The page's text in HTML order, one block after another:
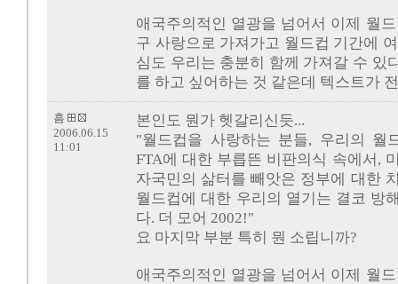
애국주의적인 열광을 넘어서 이제 월
구 사랑으로 가져가고 월드컵 기간에
심도 우리는 충분히 함께 가져갈 수 있
를 하고 싶어하는 것 같은데 텍스트가
본인도 뭔가 헷갈리신듯...
"월드컵을 사랑하는 분들, 우리의 월
FTA에 대한 부릅뜬 비판의식 속에서,
자국민의 삶터를 빼앗은 정부에 대한
월드컵에 대한 우리의 열기는 결코 방
다. 더 모어 2002!"
요 마지막 부분 특히 뭔 소립니까?
애국주의적인 열광을 넘어서 이제 월
흠
2006.06.15
11:01